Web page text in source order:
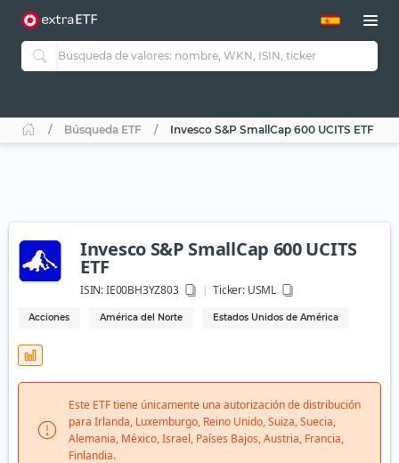
Búsqueda ETF Invesco S&P SmallCap 600 UCITS ETF
Invesco S&P SmallCap 600 UCITS
ETF
ISIN:IE00BH3YZ803 Ticker:USML
Acciones América del Norte Estados Unidos de América
Este ETF tiene únicamente una autorización de distribución
para Irlanda, Luxemburgo, Reino Unido, Suiza, Suecia,
Alemania, México, Israel, Países Bajos, Austria, Francia,
Finlandia.